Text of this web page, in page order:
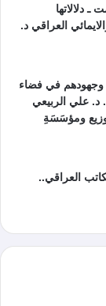
دلالاتها
العراقي د.
وجهودهم في فضاء
د. علي الربيعي
ومؤسَسَةِ
العراقي..